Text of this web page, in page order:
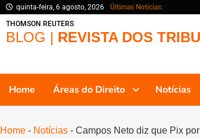
quinta-feira, 6 agosto, 2026
Últimas Notícias:
THOMSON REUTERS
BLOG | REVISTA DOS
Home Áreas do Direito Notícias
Home - Notícias - Campos Neto diz que Pix